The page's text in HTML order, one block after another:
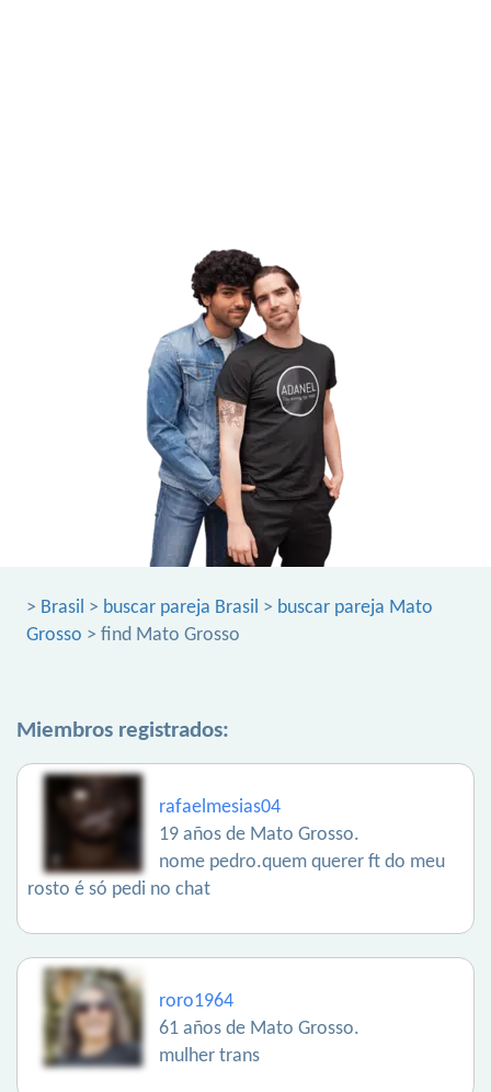
> Brasil > buscar pareja Brasil > buscar pareja Mato
Grosso > find Mato Grosso
Miembros registrados:
rafaelmesias04
19 años de Mato Grosso.
nome pedro.quem querer ft do meu
rosto é só pedi no chat
roro1964
61 años de Mato Grosso.
mulher trans